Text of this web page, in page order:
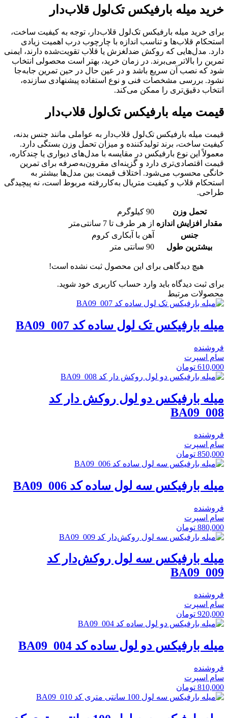
خرید میله بارفیکس تک‌لول قلاب‌دار
برای خرید میله بارفیکس تک‌لول قلاب‌دار، توجه به کیفیت ساخت،
استحکام قلاب‌ها و تناسب اندازه با چارچوب درب اهمیت زیادی
دارد. مدل‌هایی که روکش ضدلغزش یا قلاب تقویت‌شده دارند، ایمنی
تمرین را بالاتر می‌برند. در زمان خرید، بهتر است محصولی انتخاب
شود که نصب آن سریع باشد و در عین حال در حین تمرین جابه‌جا
نشود. بررسی مشخصات فنی و نوع استفاده پیشنهادی سازنده،
انتخاب دقیق‌تری را ممکن می‌کند.
قیمت میله بارفیکس تک‌لول قلاب‌دار
قیمت میله بارفیکس تک‌لول قلاب‌دار به عواملی مانند جنس بدنه،
کیفیت ساخت، برند تولیدکننده و میزان تحمل وزن بستگی دارد.
معمولاً این نوع بارفیکس در مقایسه با مدل‌های دیواری یا چندکاره،
قیمت اقتصادی‌تری دارد و گزینه‌ای مقرون‌به‌صرفه برای تمرین
خانگی محسوب می‌شود. اختلاف قیمت بین مدل‌ها بیشتر به
استحکام قلاب و کیفیت متریال به‌کاررفته مربوط است، نه پیچیدگی
طراحی.
تحمل وزن
90 کیلوگرم
مقدار افزایش اندازه از هر طرف تا 7 سانتی‌متر
جنس
آهن با آبکاری کروم
بیشترین طول
90 سانتی متر
هیچ دیدگاهی برای این محصول ثبت نشده است!
برای ثبت دیدگاه باید وارد حساب کاربری خود شوید.
محصولات مرتبط
میله بارفیکس تک لول ساده کد BA09_007
فروشنده
سام اسپرت
610,000 تومان
میله بارفیکس دو لول روکش دار کد
BA09_008
فروشنده
سام اسپرت
850,000 تومان
میله بارفیکس سه لول ساده کد BA09_006
فروشنده
سام اسپرت
880,000 تومان
میله بارفیکس سه لول روکش‌دار کد
BA09_009
فروشنده
سام اسپرت
920,000 تومان
میله بارفیکس دو لول ساده کد BA09_004
فروشنده
سام اسپرت
810,000 تومان